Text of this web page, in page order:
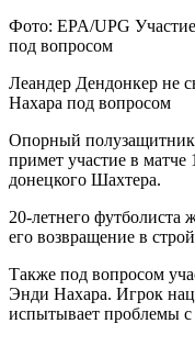
Фото: EPA/UPG
под вопросом
Леандер Дендонкер не
Нахара под вопросом
Опорный полузащитник
примет участие в
донецкого Шахтера.
20-летнего футболиста
его возвращение в
Также под вопросом
Энди Нахара. Игрок
испытывает проблемы